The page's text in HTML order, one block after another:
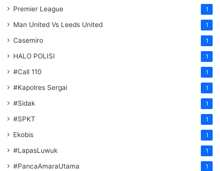
Premier League 1
Man United Vs Leeds United 1
Casemiro 1
HALO POLISI 1
#Call 110 1
#Kapolres Sergai 1
#Sidak 1
#SPKT 1
Ekobis 1
#LapasLuwuk 1
#PancaAmaraUtama 1